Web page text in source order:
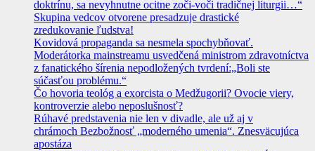
doktrínu, sa nevyhnutne ocitne zoči-voči tradičnej liturgii…“
Skupina vedcov otvorene presadzuje drastické
zredukovanie ľudstva!
Kovidová propaganda sa nesmela spochybňovať.
Moderátorka mainstreamu usvedčená ministrom zdravotníctva
z fanatického šírenia nepodložených tvrdení:„Boli ste
súčasťou problému.“
Čo hovoria teológ a exorcista o Medžugorii? Ovocie viery,
kontroverzie alebo neposlušnosť?
Rúhavé predstavenia nie len v divadle, ale už aj v
chrámoch Bezbožnosť „moderného umenia“. Znesväcujúca
apostáza